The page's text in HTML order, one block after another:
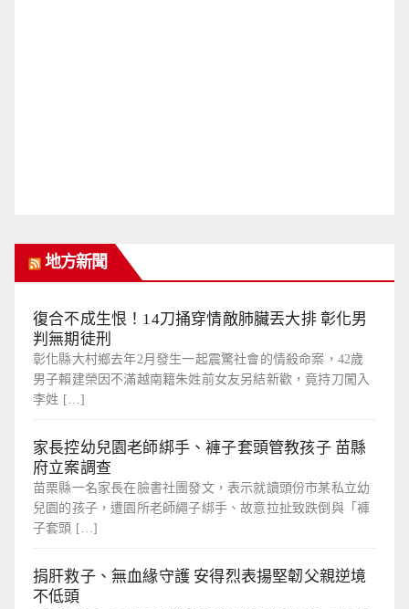
地方新聞
復合不成生恨！14刀捅穿情敵肺臟丟大排 彰化男
判無期徒刑
彰化縣大村鄉去年2月發生一起震驚社會的情殺命案，42歲
男子賴建榮因不滿越南籍朱姓前女友另結新歡，竟持刀闖入
李姓 […]
家長控幼兒園老師綁手、褲子套頭管教孩子 苗縣
府立案調查
苗栗縣一名家長在臉書社團發文，表示就讀頭份市某私立幼
兒園的孩子，遭園所老師繩子綁手、故意拉扯致跌倒與「褲
子套頭 […]
捐肝救子、無血緣守護 安得烈表揚堅韌父親逆境
不低頭